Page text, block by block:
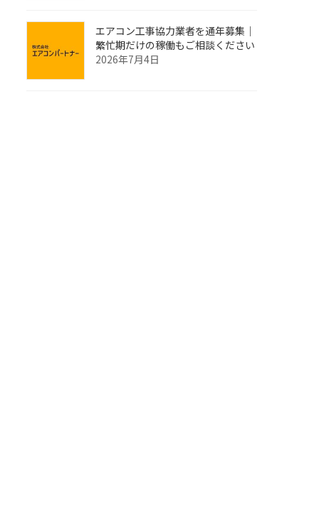
エアコン工事協力業者を通年募集｜
繁忙期だけの稼働もご相談ください
2026年7月4日